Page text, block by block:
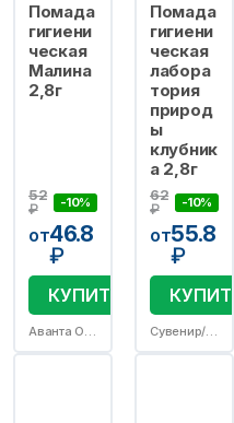
Помада
гигиени
ческая
Малина
2,8г
52
₽
-10%
от46.8
₽
КУПИТЬ
Аванта ОАО
Помада
гигиени
ческая
лабора
тория
природ
ы
клубник
а 2,8г
62
₽
-10%
от55.8
₽
КУПИТЬ
Сувенир/Аванта ОАО